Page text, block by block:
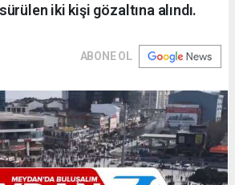
iki kişi gözaltına alındı.
ABONE OL